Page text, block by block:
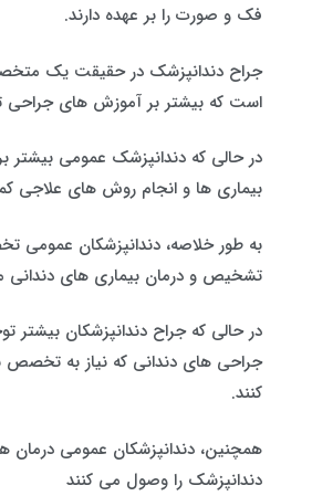
فک و صورت را بر عهده دارند.
جراح دندانپزشک در حقیقت یک
است که بیشتر بر آموزش های جراحی
در حالی که دندانپزشک عمومی
بیماری ها و انجام روش های علاجی
به طور خلاصه، دندانپزشکان عمومی
تشخیص و درمان بیماری های دندانی
در حالی که جراح دندانپزشکان بیشتر
جراحی های دندانی که نیاز به تخصص
کنند.
همچنین، دندانپزشکان عمومی
دندانپزشک را وصول می کنند